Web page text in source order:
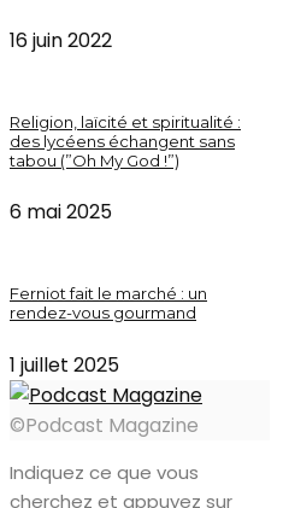
16 juin 2022
Religion, laïcité et spiritualité :
des lycéens échangent sans
tabou (”Oh My God !”)
6 mai 2025
Ferniot fait le marché : un
rendez-vous gourmand
1 juillet 2025
©Podcast Magazine
Indiquez ce que vous
cherchez et appuyez sur